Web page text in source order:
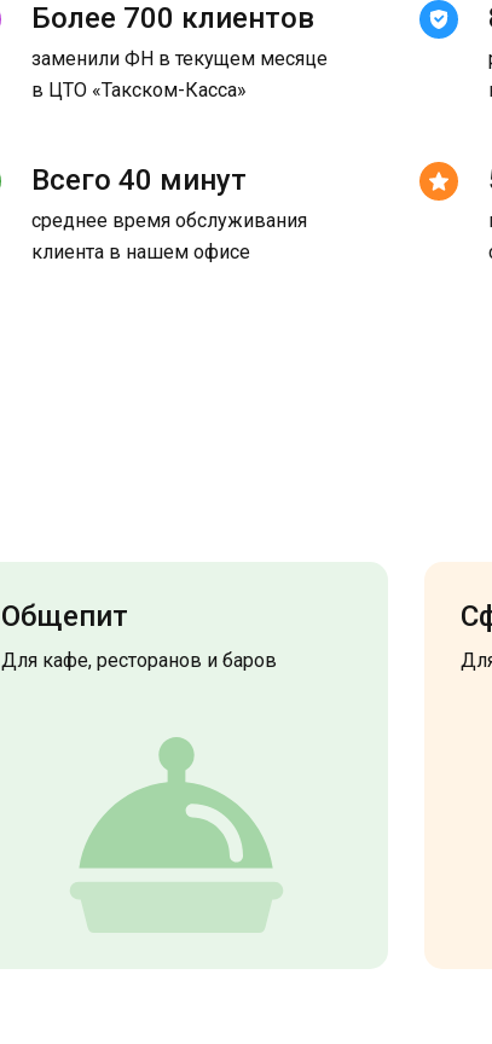
Более 700 клиентов
заменили ФН в текущем месяце
в ЦТО «Такском-Касса»
Всего 40 минут
среднее время обслуживания
клиента в нашем офисе
Общепит
Для кафе, ресторанов и баров